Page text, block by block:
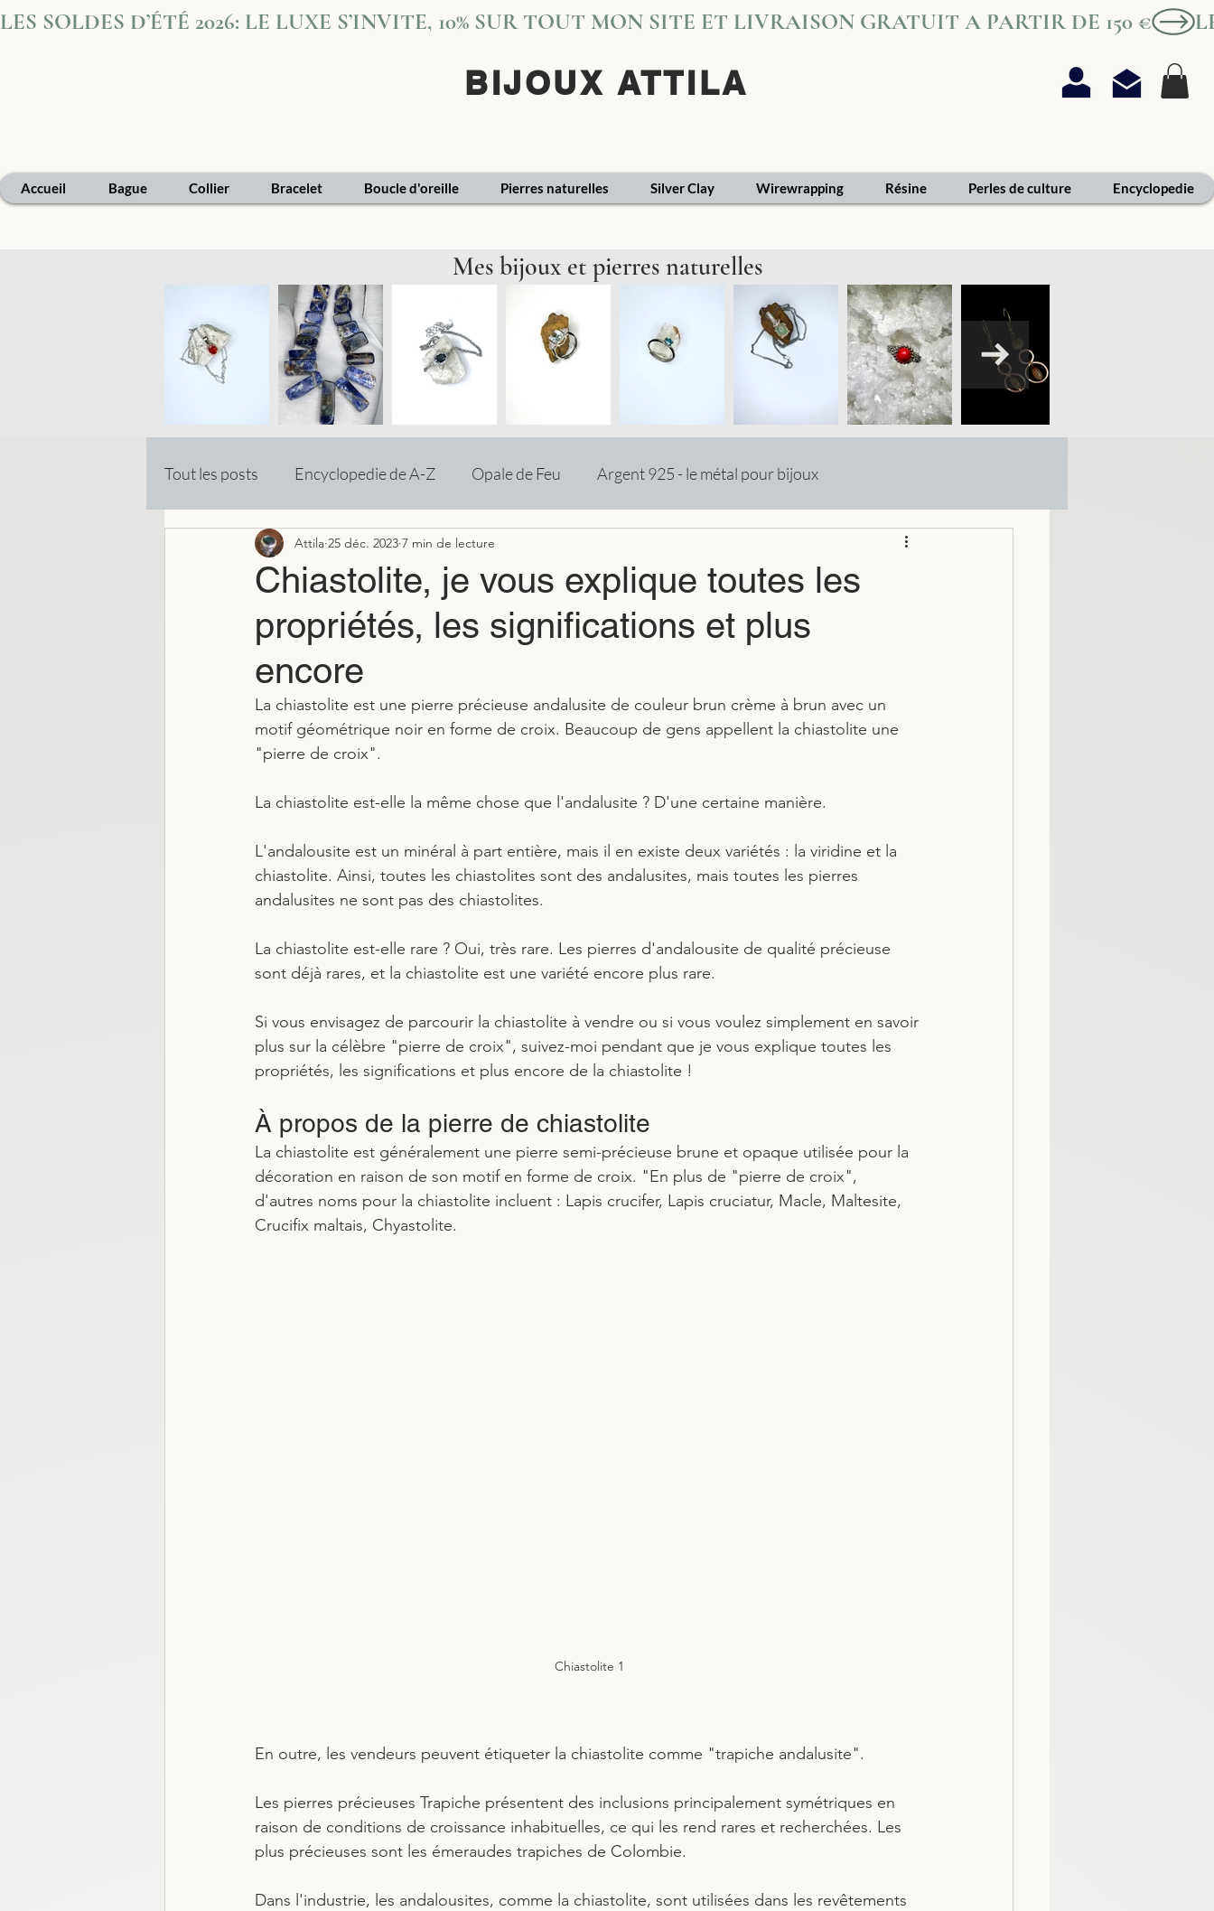
LES SOLDES D’ÉTÉ 2026: LE LUXE S’INVITE, 10% SUR TOUT MON SITE ET LIVRAISON GRATUIT A PARTIR DE 150 €
BIJOUX ATTILA
Accueil Bague Collier Bracelet Boucle d'oreille Pierres naturelles Silver Clay Wirewrapping Résine Perles de culture Encyclopedie
Mes bijoux et pierres naturelles
Tout les posts Encyclopedie de A-Z Opale de Feu Argent 925 - le métal pour bijoux
Chiastolite, je vous explique toutes les
propriétés, les significations et plus
encore
Attila 25 déc. 2023 7 min de lecture
La chiastolite est une pierre précieuse andalusite de couleur brun crème à brun avec un
motif géométrique noir en forme de croix. Beaucoup de gens appellent la chiastolite une
"pierre de croix".
La chiastolite est-elle la même chose que l'andalusite ? D'une certaine manière.
L'andalousite est un minéral à part entière, mais il en existe deux variétés : la viridine et la
chiastolite. Ainsi, toutes les chiastolites sont des andalusites, mais toutes les pierres
andalusites ne sont pas des chiastolites.
La chiastolite est-elle rare ? Oui, très rare. Les pierres d'andalousite de qualité précieuse
sont déjà rares, et la chiastolite est une variété encore plus rare.
Si vous envisagez de parcourir la chiastolite à vendre ou si vous voulez simplement en savoir
plus sur la célèbre "pierre de croix", suivez-moi pendant que je vous explique toutes les
propriétés, les significations et plus encore de la chiastolite !
À propos de la pierre de chiastolite
La chiastolite est généralement une pierre semi-précieuse brune et opaque utilisée pour la
décoration en raison de son motif en forme de croix. "En plus de "pierre de croix",
d'autres noms pour la chiastolite incluent : Lapis crucifer, Lapis cruciatur, Macle, Maltesite,
Crucifix maltais, Chyastolite.
Chiastolite 1
En outre, les vendeurs peuvent étiqueter la chiastolite comme "trapiche andalusite".
Les pierres précieuses Trapiche présentent des inclusions principalement symétriques en
raison de conditions de croissance inhabituelles, ce qui les rend rares et recherchées. Les
plus précieuses sont les émeraudes trapiches de Colombie.
Dans l'industrie, les andalousites, comme la chiastolite, sont utilisées dans les revêtements